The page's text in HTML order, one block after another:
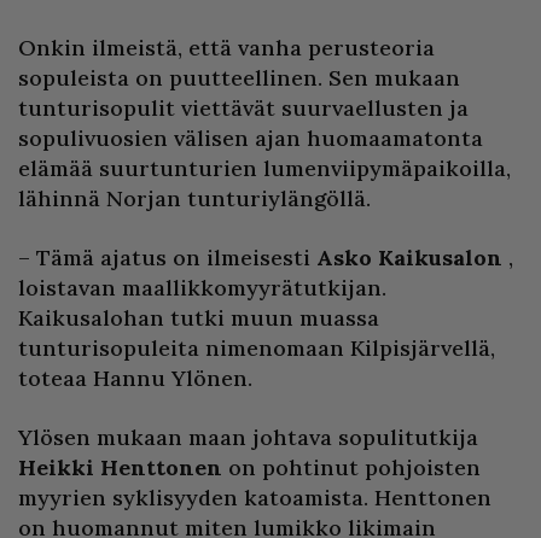
Onkin ilmeistä, että vanha perusteoria
sopuleista on puutteellinen. Sen mukaan
tunturisopulit viettävät suurvaellusten ja
sopulivuosien välisen ajan huomaamatonta
elämää suurtunturien lumenviipymäpaikoilla,
lähinnä Norjan tunturiylängöllä.
– Tämä ajatus on ilmeisesti Asko Kaikusalon ,
loistavan maallikkomyyrätutkijan.
Kaikusalohan tutki muun muassa
tunturisopuleita nimenomaan Kilpisjärvellä,
toteaa Hannu Ylönen.
Ylösen mukaan maan johtava sopulitutkija
Heikki Henttonen on pohtinut pohjoisten
myyrien syklisyyden katoamista. Henttonen
on huomannut miten lumikko likimain